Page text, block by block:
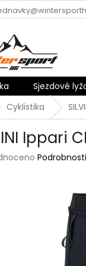
Sjezdové
Cyklistika
Ippari